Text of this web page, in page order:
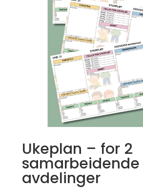
Ukeplan – for 2
samarbeidende
avdelinger